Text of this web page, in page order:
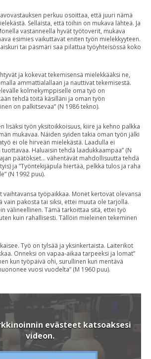
avovastauksen perkuu osoittaa, että juuri nämä
Sellaista, että töihin on mukava lähteä. Ja
vastanneella hyvät työtoverit, mukava
esimies vaikuttavat eniten työn mielekkyyteen.
tai päsmäri saa pilattua työyhteisössä koko
ja kokevat tekemisensä mielekkääksi ne,
ammattialallaan ja nauttivat tekemisestä.
kolmekymppiselle oma työ on
tehdä töitä käsilläni ja oman työn
on palkitsevaa” (N 1986 tekno).
lisäksi työn yksitoikkoisuus, kiire ja kehno palkka
mukavaa. Näiden syiden takia oman työn jälki
ei ole hirveän mielekästä. Laadulla ei
Haluaisin tehdä laadukkaampaa” (N
päätökset… vähentävät mahdollisuutta tehdä
ja ”Työntekijäpula hiertää, pelkkä tulos ja raha
(N 1992 puu).
vaihtavansa työpaikkaa. Monet kertovat olevansa
vain pakosta tai siksi, ettei muuta ole tarjolla.
välineellinen. Tämä tarkoittaa sitä, ettei työ
kuin rahallisesti. Tällöin mieleinen tekeminen
Työ on tylsää ja yksinkertaista. Laiterikot
Onneksi on vapaa-aikaa tarpeeksi ja lomat”
kun työpäivä ohi, surullinen kun mentävä
vuosi vuodelta” (M 1960 puu).
evästeet katsoaksesi
videon.